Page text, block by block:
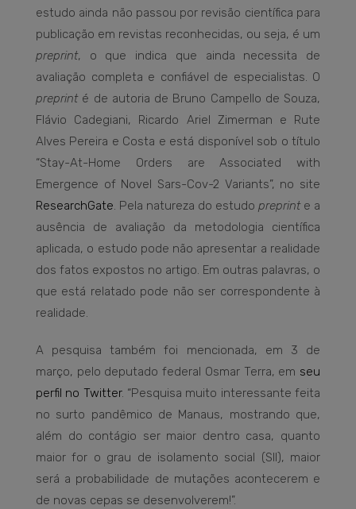
estudo ainda não passou por revisão científica para
publicação em revistas reconhecidas, ou seja, é um
preprint, o que indica que ainda necessita de
avaliação completa e confiável de especialistas. O
preprinté de autoria de Bruno Campello de Souza,
Flávio Cadegiani, Ricardo Ariel Zimerman e Rute
Alves Pereira e Costa e está disponível sob o título
“Stay-At-Home Orders are Associated with
Emergence of Novel Sars-Cov-2 Variants”, no site
ResearchGate. Pela natureza do estudo preprinte a
ausência de avaliação da metodologia científica
aplicada, o estudo pode não apresentar a realidade
dos fatos expostos no artigo. Em outras palavras, o
que está relatado pode não ser correspondente à
realidade.
A pesquisa também foi mencionada, em 3 de
março, pelo deputado federal Osmar Terra, em seu
perfil no Twitter. “Pesquisa muito interessante feita
no surto pandêmico de Manaus, mostrando que,
além do contágio ser maior dentro casa, quanto
maior for o grau de isolamento social (SII), maior
será a probabilidade de mutações acontecerem e
de novas cepas se desenvolverem!”.